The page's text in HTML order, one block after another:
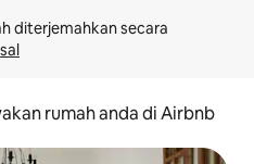
diterjemahkan secara
rumah anda di Airbnb